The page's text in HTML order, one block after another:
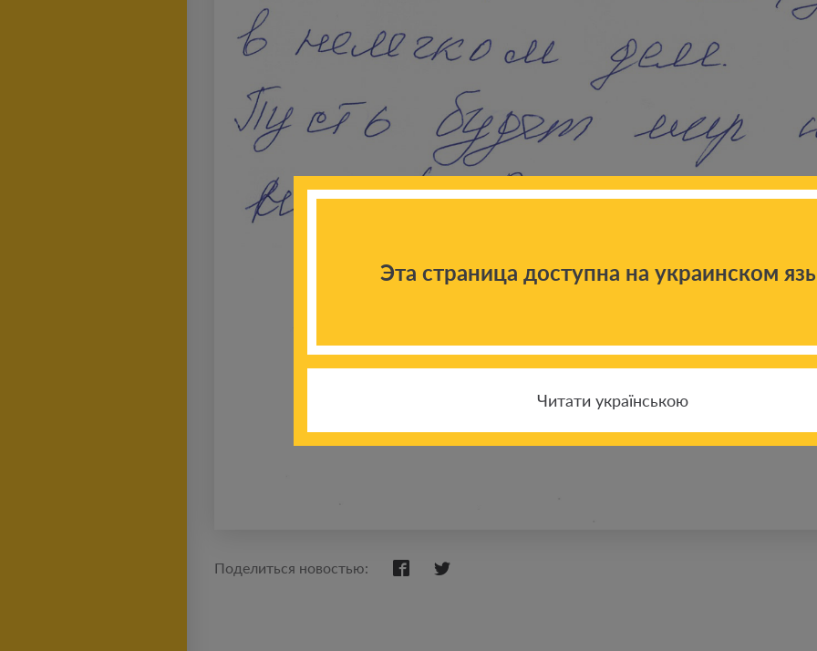
Поделиться новостью:
Эта страница доступна на украинском
Читати українською